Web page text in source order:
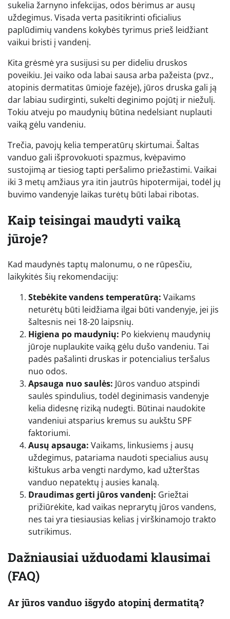
sukelia žarnyno infekcijas, odos bėrimus ar ausų
uždegimus. Visada verta pasitikrinti oficialius
paplūdimių vandens kokybės tyrimus prieš leidžiant
vaikui bristi į vandenį.
Kita grėsmė yra susijusi su per dideliu druskos
poveikiu. Jei vaiko oda labai sausa arba pažeista (pvz.,
atopinis dermatitas ūmioje fazėje), jūros druska gali ją
dar labiau sudirginti, sukelti deginimo pojūtį ir niežulį.
Tokiu atveju po maudynių būtina nedelsiant nuplauti
vaiką gėlu vandeniu.
Trečia, pavojų kelia temperatūrų skirtumai. Šaltas
vanduo gali išprovokuoti spazmus, kvėpavimo
sustojimą ar tiesiog tapti peršalimo priežastimi. Vaikai
iki 3 metų amžiaus yra itin jautrūs hipotermijai, todėl jų
buvimo vandenyje laikas turėtų būti labai ribotas.
Kaip teisingai maudyti vaiką
jūroje?
Kad maudynės taptų malonumu, o ne rūpesčiu,
laikykitės šių rekomendacijų:
Stebėkite vandens temperatūrą: Vaikams
neturėtų būti leidžiama ilgai būti vandenyje, jei jis
šaltesnis nei 18-20 laipsnių.
Higiena po maudynių: Po kiekvienų maudynių
jūroje nuplaukite vaiką gėlu dušo vandeniu. Tai
padės pašalinti druskas ir potencialius teršalus
nuo odos.
Apsauga nuo saulės: Jūros vanduo atspindi
saulės spindulius, todėl deginimasis vandenyje
kelia didesnę riziką nudegti. Būtinai naudokite
vandeniui atsparius kremus su aukštu SPF
faktoriumi.
Ausų apsauga: Vaikams, linkusiems į ausų
uždegimus, patariama naudoti specialius ausų
kištukus arba vengti nardymo, kad užterštas
vanduo nepatektų į ausies kanalą.
Draudimas gerti jūros vandenį: Griežtai
prižiūrėkite, kad vaikas neprarytų jūros vandens,
nes tai yra tiesiausias kelias į virškinamojo trakto
sutrikimus.
Dažniausiai užduodami klausimai
(FAQ)
Ar jūros vanduo išgydo atopinį dermatitą?